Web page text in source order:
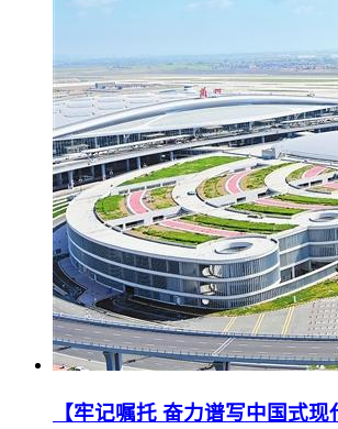
【牢记嘱托 奋力谱写中国式现